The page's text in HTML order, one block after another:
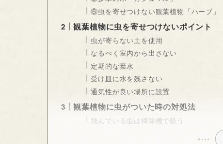
⑥虫を寄せつけない観葉植物「ハーブ」
観葉植物に虫を寄せつけないポイント
虫が寄らない土を使用
なるべく室内から出さない
定期的な葉水
受け皿に水を残さない
通気性が良い場所に設置
観葉植物に虫がついた時の対処法
飛んでいる虫は掃除機で吸う